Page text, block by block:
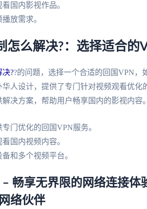
国内影视作品。
放需求。
怎么解决?：选择适合的
决??的问题，选择一个合适的回国VPN，
人设计，提供了专门针对视频观看优化
决方案，帮助用户畅享国内的影视内容。
门优化的回国VPN服务。
国内视频内容。
和多个视频平台。
畅享无界限的网络连接体
络伙伴